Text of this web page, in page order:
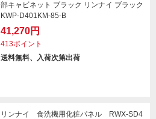
部キャビネット ブラック リンナイ ブラック
KWP-D401KM-85-B
41,270円
413ポイント
送料無料、入荷次第出荷
リンナイ 食洗機用化粧パネル RWX-SD4